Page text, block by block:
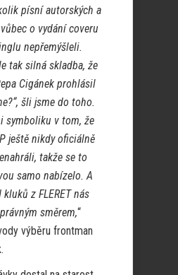
písní autorských a
o vydání coveru
nepřemýšleli.
tak silná skladba, že
Cigánek prohlásil
šli jsme do toho.
symboliku v tom, že
ještě nikdy oficiálně
takže se to
samo nabízelo. A
z FLERET nás
směrem,“
výběru frontman